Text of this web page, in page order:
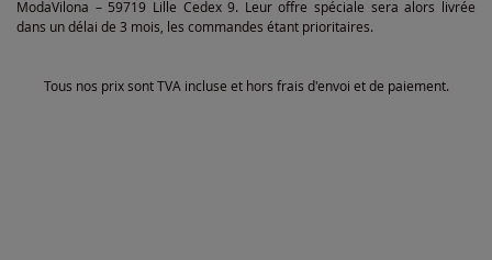
ModaVilona – 59719 Lille Cedex 9. Leur offre spéciale sera alors livrée
dans un délai de 3 mois, les commandes étant prioritaires.
Tous nos prix sont TVA incluse et hors frais d'envoi et de paiement.